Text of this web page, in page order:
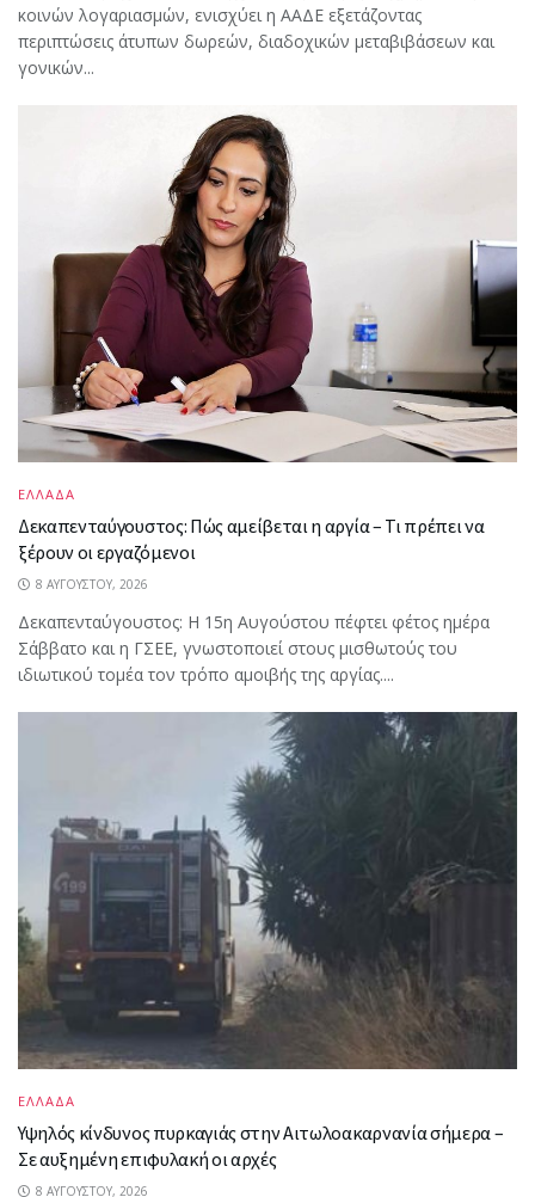
κοινών λογαριασμών, ενισχύει η ΑΑΔΕ εξετάζοντας
περιπτώσεις άτυπων δωρεών, διαδοχικών μεταβιβάσεων και
γονικών...
ΕΛΛΑΔΑ
Δεκαπενταύγουστος: Πώς αμείβεται η αργία – Τι πρέπει να
ξέρουν οι εργαζόμενοι
8 ΑΥΓΟΎΣΤΟΥ, 2026
Δεκαπενταύγουστος: Η 15η Αυγούστου πέφτει φέτος ημέρα
Σάββατο και η ΓΣΕΕ, γνωστοποιεί στους μισθωτούς του
ιδιωτικού τομέα τον τρόπο αμοιβής της αργίας....
ΕΛΛΑΔΑ
Υψηλός κίνδυνος πυρκαγιάς στην Αιτωλοακαρνανία σήμερα –
Σε αυξημένη επιφυλακή οι αρχές
8 ΑΥΓΟΎΣΤΟΥ, 2026